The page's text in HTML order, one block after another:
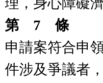
第 7 條
申請案符合申
件涉及爭議者